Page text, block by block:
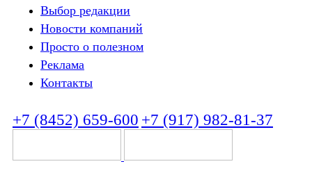
Выбор редакции
Новости компаний
Просто о полезном
Реклама
Контакты
+7 (8452) 659-600 +7 (917) 982-81-37